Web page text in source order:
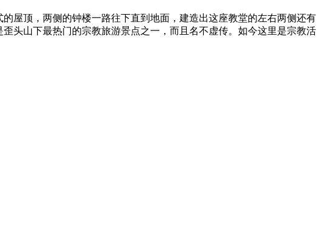
屋顶，两侧的钟楼一路往下直到地面， 建造出这座教堂的左右两侧还有
头山下最热门的宗教旅游景点之一，而且名不虚传。如今这里是宗教活